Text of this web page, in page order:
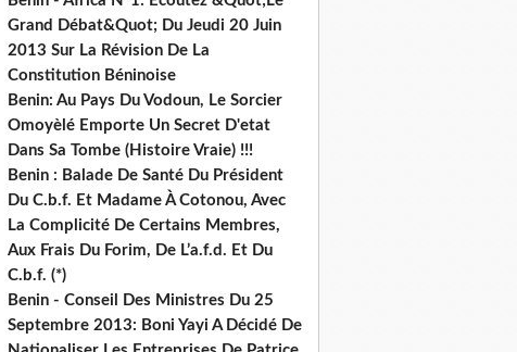
Grand Débat&Quot; Du Jeudi 20 Juin
2013 Sur La Révision De La
Constitution Béninoise
Benin: Au Pays Du Vodoun, Le Sorcier
Omoyèlé Emporte Un Secret D'etat
Dans Sa Tombe (Histoire Vraie) !!!
Benin : Balade De Santé Du Président
Du C.b.f. Et Madame À Cotonou, Avec
La Complicité De Certains Membres,
Aux Frais Du Forim, De L’a.f.d. Et Du
C.b.f. (*)
Benin - Conseil Des Ministres Du 25
Septembre 2013: Boni Yayi A Décidé De